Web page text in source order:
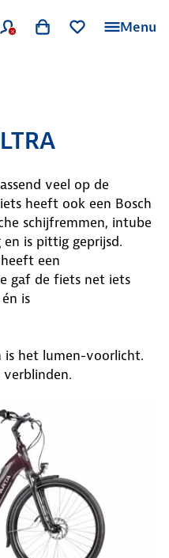
Menu
veel op de
heeft ook een Bosch
schijfremmen, intube
is pittig geprijsd.
een
gaf de fiets net iets
is
is het lumen-voorlicht.
verblinden.